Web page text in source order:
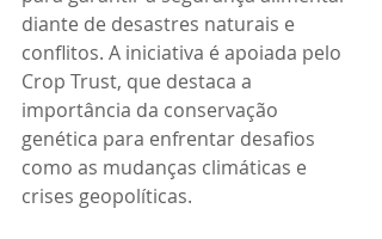
diante de desastres naturais e
conflitos. A iniciativa é apoiada pelo
Crop Trust, que destaca a
importância da conservação
genética para enfrentar desafios
como as mudanças climáticas e
crises geopolíticas.